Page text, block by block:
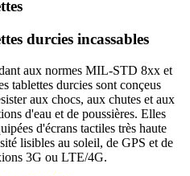
durcies incassables
aux normes MIL-STD 8xx et
tablettes durcies sont conçeus
aux chocs, aux chutes et aux
d'eau et de poussières. Elles
d'écrans tactiles très haute
lisibles au soleil, de GPS et de
3G ou LTE/4G.